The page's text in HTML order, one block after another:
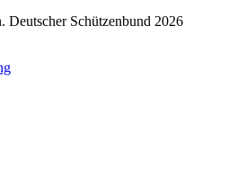
Schützenbund 2026